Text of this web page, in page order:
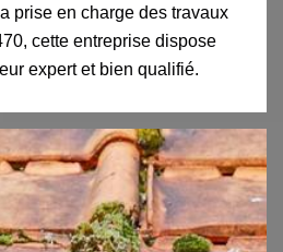
prise en charge des travaux
cette entreprise dispose
expert et bien qualifié.